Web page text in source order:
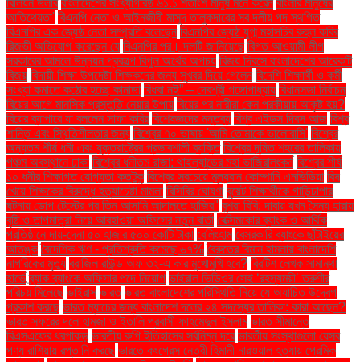
বিলিয়ন ডলার বাংলাদেশের সংখ্যাগরিষ্ঠ ৬১.১ শতাংশ মানুষ মনে করেন বাংলার মানুষের
আতিথেয়তা' বিএনপি নেতা ও আইনজীবী মাসুদ তালুকদারের সব দলীয় পদ স্থগিত
বিএনপির এক জ্যেষ্ঠ নেতা সম্প্রতি বলেছেন বিএনপির জ্যেষ্ঠ যুগ্ম মহাসচিব রুহুল কবির
রিজভী অভিযোগ করেছেন যে বিএনপির পর। দলটি জানিয়েছে বিগত আওয়ামী লীগ
সরকারের আমলে উন্নয়ন প্রকল্পে বিপুল অর্থের অপচয় বিজয় দিবসে বাংলাদেশের আরেকটি
বিজয় বিদায়ী শিক্ষা উপদেষ্টা শিক্ষকদের জন্য সুখবর দিয়ে গেলেন বিদেশি শিক্ষার্থী ও কর্মী
সংখ্যা কমাতে কঠোর হচ্ছে কানাডা বিধবা নই” – দেবশ্রী গঙ্গোপাধ্যায় বিধানসভা নির্বাচন
বিয়ের আগে মানসিক প্রস্তুতি নেয়ার উপায় বিয়ের পর নারীরা কেন পরকীয়ায় আকৃষ্ট হয়?
বিয়ের ব্যাপারে যা বললেন সাফা কবির বিশেষজ্ঞদের মন্তব্য বিশ্ব এইডস দিবস আজ বিশ্ব
শান্তি এবং স্থিতিশীলতার জন্য বিশ্বের ৭০ ভাষায় 'আমি তোমাকে ভালোবাসি' বিশ্বের
অন্যতম শীর্ষ ধনী এবং যুক্তরাষ্ট্রের প্রভাবশালী ব্যক্তি বিশ্বের দূষিত শহরের তালিকায়
পঞ্চম অবস্থানে ঢাকা বিশ্বের ধনীতম রাজা: থাইল্যান্ডের মহা ভাজিরালংকর্ন বিশ্বের শীর্ষ
১০ ধনীর শিক্ষাগত যোগ্যতা কতটুকু বিশ্বের সবচেয়ে মূল্যবান কোম্পানি এনভিডিয়া বিষ
খেয়ে শিক্ষকের বিরুদ্ধে হত্যাচেষ্টা মামলা বিসিবির ঘোষণা বুয়েট শিক্ষার্থীকে গাড়িচাপার
ঘটনায় ডোপ টেস্টের পর তিন আসামি আদালতে হাজির" বুশরা বিবি: দাবায় যখন সৈন্য হারায়
বৃষ্টি ও তাপমাত্রা নিয়ে আবহাওয়া অফিসের নতুন বার্তা বেক্সিমকোর ব্যাংক ও আর্থিক
প্রতিষ্ঠানে দায়-দেনা ৫০ হাজার ৫০০ কোটি টাকা বেলিংহাম বেসরকারি ব্যাংকে ছাঁটাইয়ের
আতঙ্ক বৈদেশিক ঋণ - প্রতিশ্রুতি কমেছে ৬৭% বৈরুতের বিমান হামলায় বাংলাদেশি
নাগরিকের মৃত্যু ব্রাজিল রাউন্ড অফ ৩২-এ কার মুখোমুখি হবে? ব্রিটিশ লেখক সামান্থা
হার্ভে ব্র্যাক ব্যাংকে অফিসার পদে নিয়োগ ভাইরাল ভিডিওর সেই ‘রহস্যময়ী’ তরুণীর
পরিচয় মিলেছে ভাইরাস ভারত ভারত বাংলাদেশের পরিস্থিতি নিয়ে যে অযাচিত উদ্বেগ
প্রকাশ করছে ভারত ম্যাচের জন্য বাংলাদেশ দলের ২৪ সদস্যের তালিকা: কারা আছেন?
ভারত সফরের দলে হামজা ও ইতালি প্রবাসী ফাহমেদুল ইসলাম ভারত সীমান্তে
বিএসএফের ধরপাকড় ভারতীয় রুপি ইতিহাসের সর্বনিম্ন দরে ভারতীয় সংস্থাগুলো যেসব
পণ্য রাশিয়ায় রপ্তানি করছে ভারতে কংগ্রেস নেত্রী হিমানী নারওয়াল হত্যায় প্রেমিক